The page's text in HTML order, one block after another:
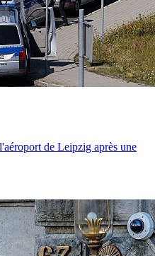
de Leipzig après une